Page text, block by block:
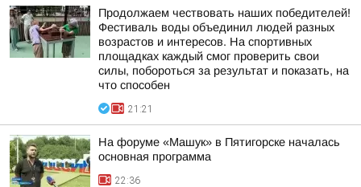
Продолжаем чествовать наших победителей!
Фестиваль воды объединил людей разных
возрастов и интересов. На спортивных
площадках каждый смог проверить свои
силы, побороться за результат и показать, на
что способен
21:21
На форуме «Машук» в Пятигорске началась
основная программа
22:36